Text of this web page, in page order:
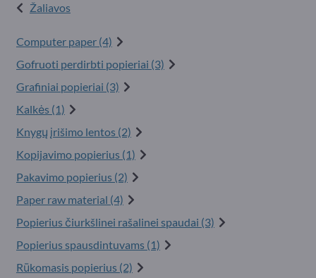
Žaliavos
Computer paper (4)
Gofruoti perdirbti popieriai (3)
Grafiniai popieriai (3)
Kalkės (1)
Knygų įrišimo lentos (2)
Kopijavimo popierius (1)
Pakavimo popierius (2)
Paper raw material (4)
Popierius čiurkšlinei rašalinei spaudai (3)
Popierius spausdintuvams (1)
Rūkomasis popierius (2)